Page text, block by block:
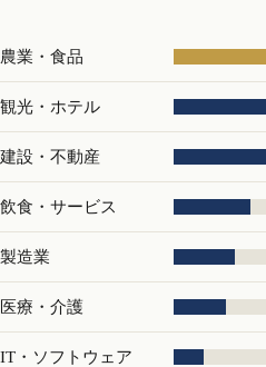
農業・食品
観光・ホテル
建設・不動産
飲食・サービス
製造業
医療・介護
IT・ソフトウェア